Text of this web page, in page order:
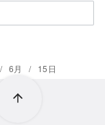
6月 15日